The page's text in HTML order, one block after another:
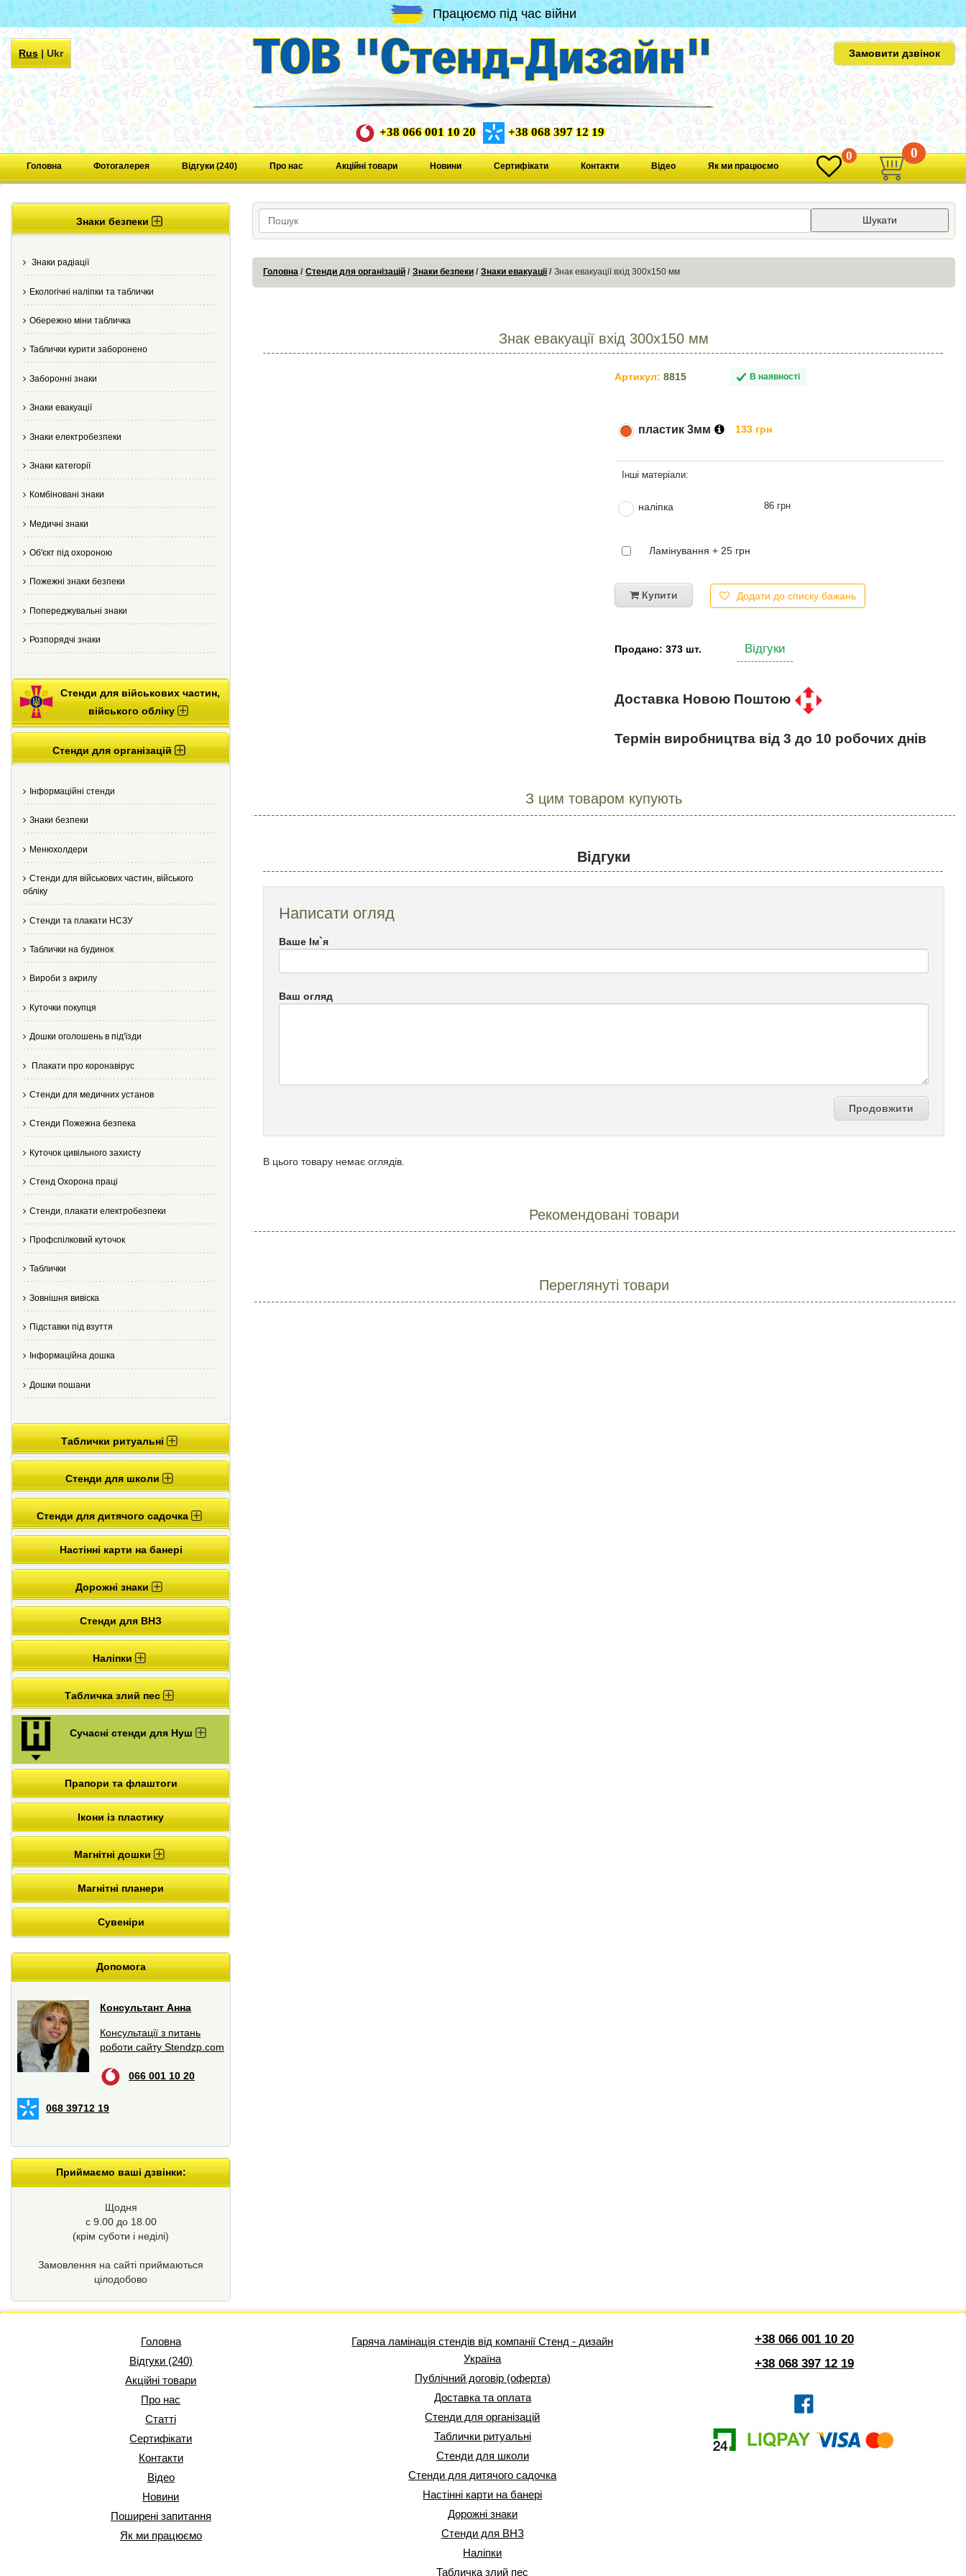
Працюємо під час війни
Rus|Ukr Замовити дзвінок
+38 066 001 10 20 +38 068 397 12 19
Головна Фотогалерея Відгуки (240) Про нас Акційні товари Новини Сертифікати Контакти Відео Як ми працюємо
0 0
Знаки безпеки
Знаки радіації
Екологічні наліпки та таблички
Обережно міни табличка
Таблички курити заборонено
Заборонні знаки
Знаки евакуації
Знаки електробезпеки
Знаки категорії
Комбіновані знаки
Медичні знаки
Об'єкт під охороною
Пожежні знаки безпеки
Попереджувальні знаки
Розпорядчі знаки
Стенди для військових частин,
війського обліку
Стенди для організацій
Інформаційні стенди
Знаки безпеки
Менюхолдери
Стенди для військових частин, війського
обліку
Стенди та плакати НСЗУ
Таблички на будинок
Вироби з акрилу
Куточки покупця
Дошки оголошень в під'їзди
Плакати про коронавірус
Стенди для медичних установ
Стенди Пожежна безпека
Куточок цивільного захисту
Стенд Охорона праці
Стенди, плакати електробезпеки
Профспілковий куточок
Таблички
Зовнішня вивіска
Підставки під взуття
Інформаційна дошка
Дошки пошани
Таблички ритуальні
Стенди для школи
Стенди для дитячого садочка
Настінні карти на банері
Дорожні знаки
Стенди для ВНЗ
Наліпки
Табличка злий пес
Сучасні стенди для Нуш
Прапори та флаштоги
Ікони із пластику
Магнітні дошки
Магнітні планери
Сувеніри
Допомога
Консультант Анна
Консультації з питань
роботи сайту Stendzp.com
066 001 10 20
068 39712 19
Приймаємо ваші дзвінки:
Щодня
с 9.00 до 18.00
(крім суботи і неділі)
Замовлення на сайті приймаються
цілодобово
Шукати
Головна Стенди для організацій Знаки безпеки Знаки евакуації Знак евакуації вхід 300х150 мм
Знак евакуації вхід 300х150 мм
Артикул: 8815 В наявності
пластик 3мм 133 грн
наліпка 86 грн
Ламінування + 25 грн
Купити Додати до списку бажань
Продано: 373 шт. Відгуки
Доставка Новою Поштою
Термін виробництва від 3 до 10 робочих днів
З цим товаром купують
Відгуки
Написати огляд
Ваше Ім`я
Ваш огляд
Продовжити
В цього товару немає оглядів.
Рекомендовані товари
Переглянуті товари
Головна
Відгуки (240)
Акційні товари
Про нас
Статті
Сертифікати
Контакти
Відео
Новини
Поширені запитання
Як ми працюємо
Гаряча ламінація стендів від компанії Стенд - дизайн
Україна
Публічний договір (оферта)
Доставка та оплата
Стенди для організацій
Таблички ритуальні
Стенди для школи
Стенди для дитячого садочка
Настінні карти на банері
Дорожні знаки
Стенди для ВНЗ
Наліпки
Табличка злий пес
+38 066 001 10 20
+38 068 397 12 19